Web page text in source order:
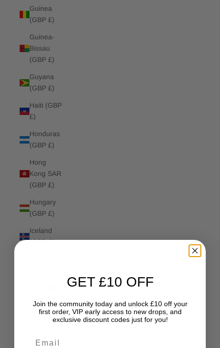
Guinea
(GBP £)
Guinea-
Bissau
(GBP £)
Guyana
(GBP £)
Haiti (GBP
£)
Honduras
(GBP £)
Hong
Kong SAR
(GBP £)
Hungary
(GBP £)
Iceland
(GBP £)
Iraq (GBP
Ireland
GET £10 OFF
Join the community today and unlock £10 off your
first order, VIP early access to new drops, and
exclusive discount codes just for you!